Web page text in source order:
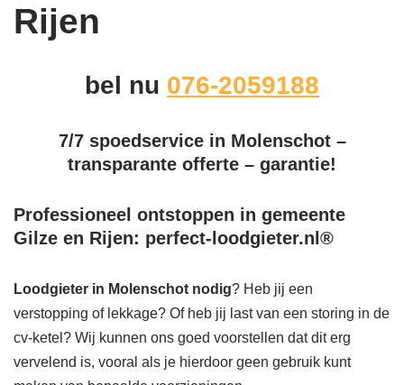
Rijen
bel nu 076-2059188
7/7 spoedservice in Molenschot –
transparante offerte – garantie!
Professioneel ontstoppen in gemeente
Gilze en Rijen: perfect-loodgieter.nl®
Loodgieter in Molenschot nodig? Heb jij een
verstopping of lekkage? Of heb jij last van een storing in de
cv-ketel? Wij kunnen ons goed voorstellen dat dit erg
vervelend is, vooral als je hierdoor geen gebruik kunt